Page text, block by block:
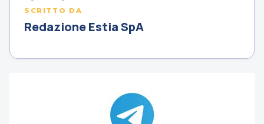
SCRITTO DA
Redazione Estia SpA